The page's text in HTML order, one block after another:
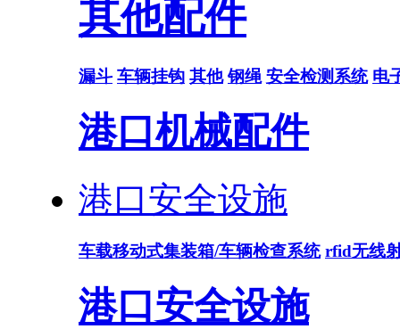
其他配件
漏斗 车辆挂钩 其他 钢绳 安全检测系统 电
港口机械配件
港口安全设施
车载移动式集装箱/车辆检查系统 rfid无线
港口安全设施